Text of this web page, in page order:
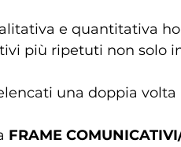
e quantitativa
più ripetuti non solo
una doppia
FRAME